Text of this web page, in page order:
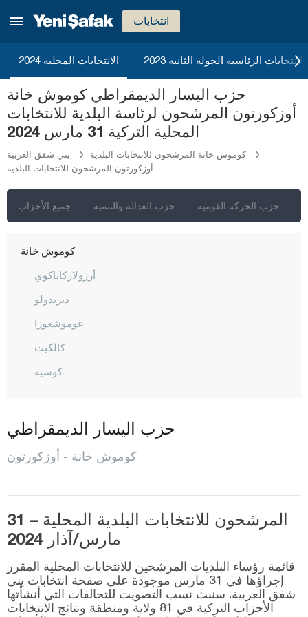
انتخابات
الانتخابات المحلية 2024 2023 الانتخابات الرئاسية الجولة الثانية
حزب اليسار الديمقراطي كوموش خانة
أوزكورتون المرشحون لرئاسة البلدية للانتخابات
المحلية التركية 31 مارس 2024
يني شفق العربية
كوموش خانة المرشحون للانتخابات البلدية
أوزكورتون المرشحون للانتخابات البلدية
جميع الأحزاب حزب العدالة والتنمية حزب الحركة القومية
دياربكر
أدرنة
إلازغ
إيرزينجان
أرضروم
إيسكي شهير
غيراسون
كوموش خانة
أرزولاركاباكوي
ديريدولو
غوموشغوزا
كالكيت
كوسيه
المركز
شيران
سوغوتلو
طورول
أونلوبينار
يشيلبوك
حزب اليسار الديمقراطي
كوموش خانة - أوزكورتون
المرشحون للانتخابات البلدية المحلية – 31
مارس/آذار 2024
قائمة رؤساء البلديات المرشحين للانتخابات المحلية المقرر
إجراؤها في 31 مارس موجودة على صفحة انتخابات يني
شفق العربية. سنبث نسب التصويت للتحالفات التي أنشأتها
الأحزاب التركية في 81 ولاية ومنطقة ونتائج الانتخابات